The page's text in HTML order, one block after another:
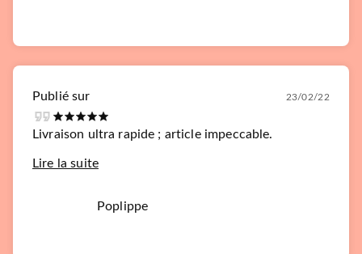
Publié sur 23/02/22
Livraison ultra rapide ; article impeccable.
Lire la suite
Poplippe